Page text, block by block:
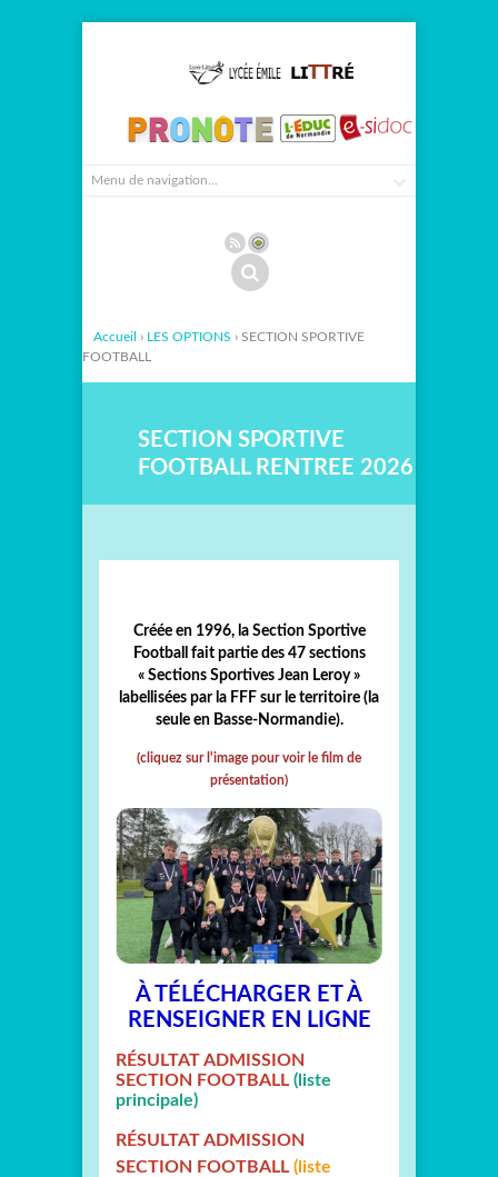
Accueil › LES OPTIONS › SECTION SPORTIVE
FOOTBALL
SECTION SPORTIVE
FOOTBALL RENTREE 2026
Créée en 1996, la Section Sportive
Football fait partie des 47 sections
« Sections Sportives Jean Leroy »
labellisées par la FFF sur le territoire (la
seule en Basse-Normandie).
(cliquez sur l'image pour voir le film de
présentation)
À TÉLÉCHARGER ET À
RENSEIGNER EN LIGNE
RÉSULTAT ADMISSION
SECTION FOOTBALL (liste
principale)
RÉSULTAT ADMISSION
SECTION FOOTBALL (liste